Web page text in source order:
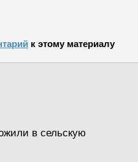
к этому материалу
в сельскую